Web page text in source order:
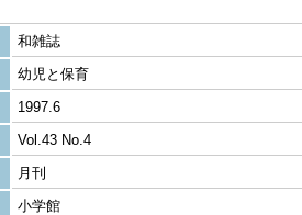
和雑誌
幼児と保育
1997.6
Vol.43 No.4
月刊
小学館